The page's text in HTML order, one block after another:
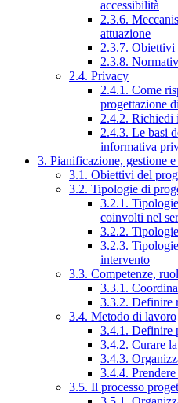
accessibilità
2.3.6.
attuazione
2.3.7. Obiettivi
2.3.8.
2.4. Privacy
2.4.1. Come
progettazione
2.4.2. Richiedi
2.4.3. Le basi
informativa
3. Pianificazione, gestione e
3.1. Obiettivi del
3.2. Tipologie di
3.2.1.
coinvolti nel
3.2.2.
3.2.3.
intervento
3.3. Competenze,
3.3.1.
3.3.2. Definire
3.4. Metodo di lavoro
3.4.1. Definire
3.4.2. Curare
3.4.3.
3.4.4.
3.5. Il processo